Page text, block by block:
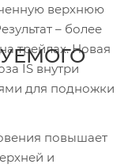
верхнюю
– более
трейлах. Новая
IS внутри
для подножки
повышает
и